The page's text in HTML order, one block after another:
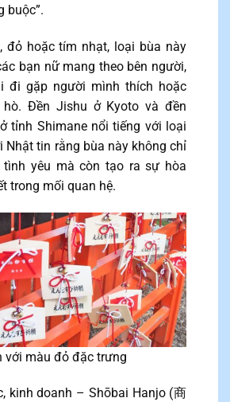
buộc”.
đỏ hoặc tím nhạt, loại bùa này
bạn nữ mang theo bên người,
đi gặp người mình thích hoặc
Đền Jishu ở Kyoto và đền
tỉnh Shimane nổi tiếng với loại
Nhật tin rằng bùa này không chỉ
yêu mà còn tạo ra sự hòa
trong mối quan hệ.
với màu đỏ đặc trưng
kinh doanh – Shōbai Hanjo (商